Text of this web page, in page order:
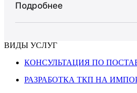
Подробнее
ВИДЫ УСЛУГ
КОНСУЛЬТАЦИЯ ПО
РАЗРАБОТКА ТКП НА